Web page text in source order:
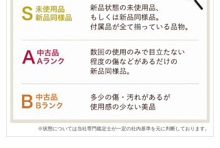
※状態については当社専門鑑定士が一定の社内基準を元に判断しております。